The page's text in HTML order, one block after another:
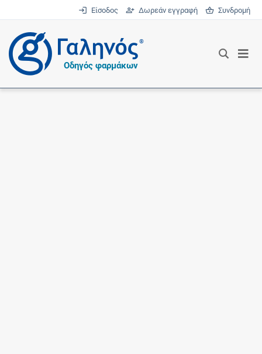
Είσοδος Δωρεάν εγγραφή Συνδρομή
®
Οδηγός φαρμάκων